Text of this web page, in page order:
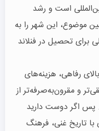
است و رشد
موضوع، این شهر را به
برای تحصیل در فنلاند
رفاهی، هزینه‌های
و مقرون‌به‌صرفه‌تر از
اگر دوست دارید
تاریخ غنی، فرهنگ